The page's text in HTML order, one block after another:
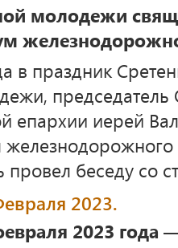
молодежи
в праздник
епархии иерей
железнодорожного
беседу со
2023.
2023 года